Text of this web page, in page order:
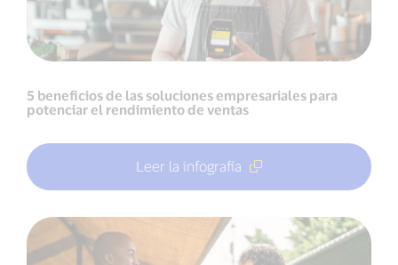
5 beneficios de las soluciones empresariales para
potenciar el rendimiento de ventas
Leer la infografía